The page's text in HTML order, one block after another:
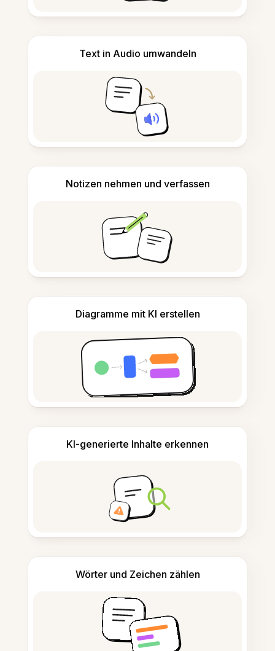
Text in Audio umwandeln
Notizen nehmen und verfassen
Diagramme mit KI erstellen
KI-generierte Inhalte erkennen
Wörter und Zeichen zählen